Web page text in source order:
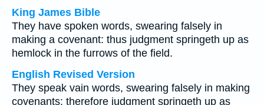
King James Bible
They have spoken words, swearing falsely in
making a covenant: thus judgment springeth up as
hemlock in the furrows of the field.
English Revised Version
They speak vain words, swearing falsely in making
covenants: therefore judgment springeth up as